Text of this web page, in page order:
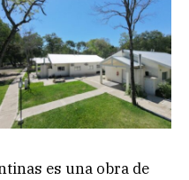
es una obra de